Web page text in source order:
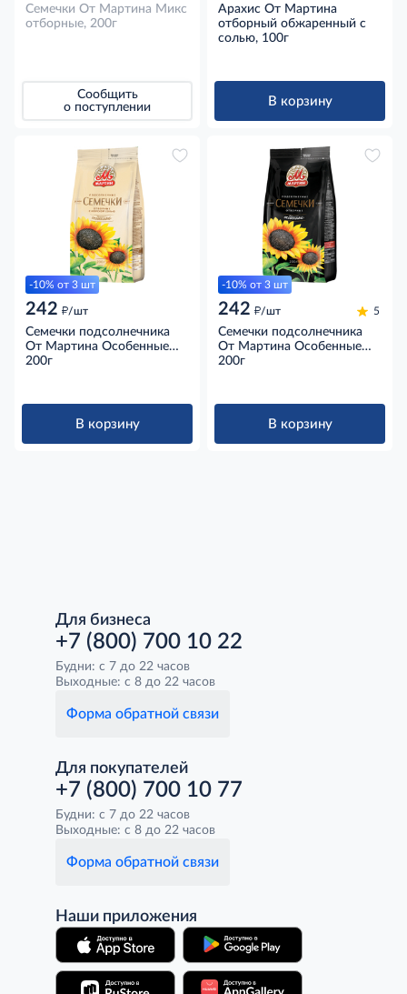
Семечки От Мартина Микс
отборные, 200г
Сообщить
о поступлении
Арахис От Мартина
отборный обжаренный с
солью, 100г
В корзину
-10% от 3 шт
242 д/шт
Семечки подсолнечника
От Мартина Особенные
обжаренные с морской
200г
В корзину
-10% от 3 шт
242 д/шт 5
Семечки подсолнечника
От Мартина Особенные
обжаренные отборные,
200г
В корзину
Для бизнеса
+7 (800) 700 10 22
Будни: с 7 до 22 часов
Выходные: с 8 до 22 часов
Форма обратной связи
Для покупателей
+7 (800) 700 10 77
Будни: с 7 до 22 часов
Выходные: с 8 до 22 часов
Форма обратной связи
Наши приложения